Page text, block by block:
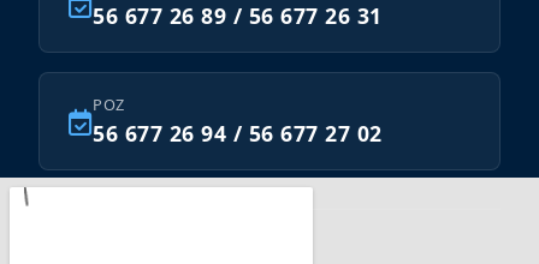
56 677 26 89 / 56 677 26 31
POZ
56 677 26 94 / 56 677 27 02